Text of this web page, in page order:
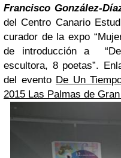
Francisco González-
del Centro Canario
curador de la expo
de introducción a
escultora, 8 poetas”.
del evento De Un
2015 Las Palmas de